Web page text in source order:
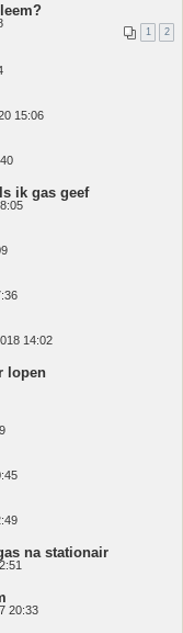
1 2
15:06
ik gas geef
14:02
lopen
na stationair
20:33